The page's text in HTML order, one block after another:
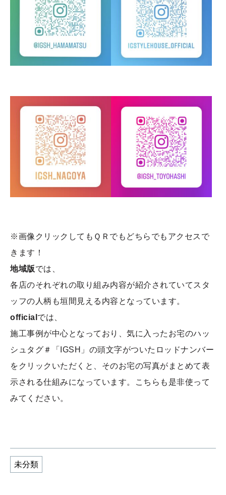
※画像クリックしてもＱＲでもどちらでもアクセスで
きます！
地域版では、
各店のそれぞれの取り組み内容が紹介されていてスタ
ッフの人柄も垣間見える内容となっています。
official では、
施工事例が中心となっており、気に入ったお宅のハッ
シュタグ＃「IGSH」の頭文字がついたロッドナンバー
をクリックいただくと、そのお宅の写真がまとめて表
示される仕組みになっています。こちらも是非使って
みてください。
未分類